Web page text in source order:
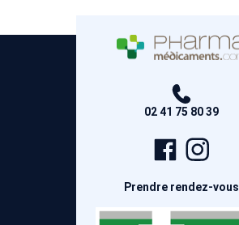
02 41 75 80 39
Page
Facebook
Prendre rendez-vous